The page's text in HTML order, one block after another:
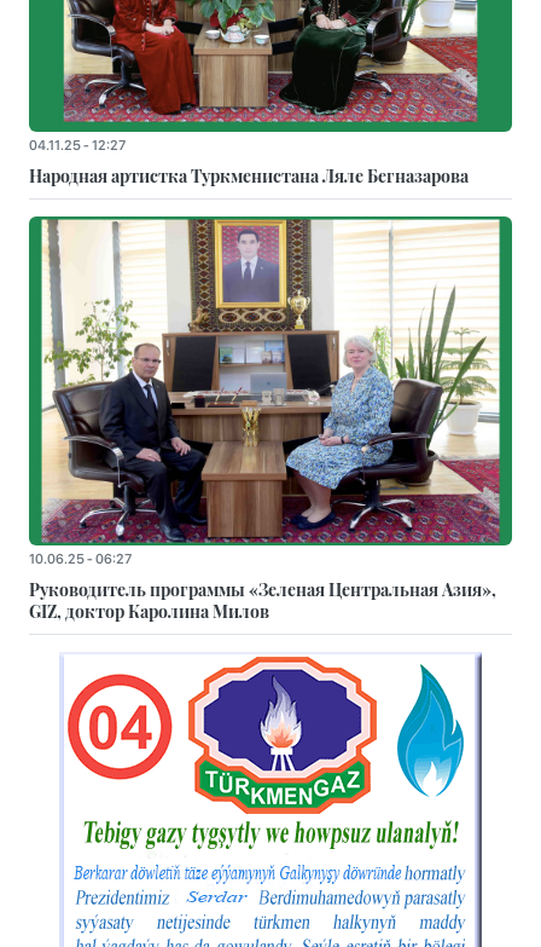
04.11.25 - 12:27
Народная артистка Туркменистана Ляле Бегназарова
10.06.25 - 06:27
Руководитель программы «Зеленая Центральная Азия»,
GIZ, доктор Каролина Милов